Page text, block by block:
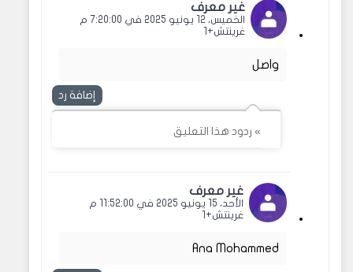
غير معرف
الخميس، 12 يونيو 2025 في 7:20:00 م
غرينتش+1
واصل
إضافة رد
» ردود هذا التعليق
غير معرف
الأحد، 15 يونيو 2025 في 11:52:00 م
غرينتش+1
Ana Mohammed